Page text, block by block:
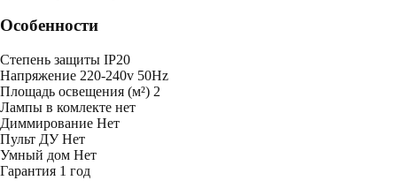
Особенности
Степень защиты IP20
Напряжение 220-240v 50Hz
Площадь освещения (м²) 2
Лампы в комлекте нет
Диммирование Нет
Пульт ДУНет
Умный дом Нет
Гарантия 1 год